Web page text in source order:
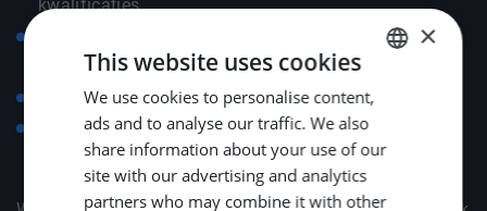
kwalificaties
Ondersteuning bij verhuizing en het vinden van
woonruimte
Vergoeding van dagelijkse reiskosten
Uitnodigingen voor maritieme branche-evenementen
zoals METSTRADE, SMM en Offshore Energy
DUTCH
×
This website uses cookies
We use cookies to personalise content,
ads and to analyse our traffic. We also
share information about your use of our
site with our advertising and analytics
partners who may combine it with other